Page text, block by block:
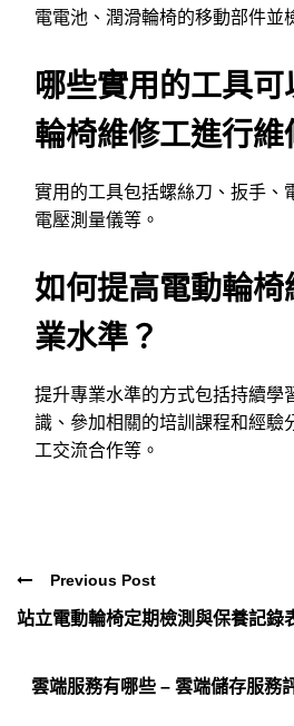
電電池、潤滑輪椅的移動部件並
哪些實用的工具
輪椅維修工進行維
實用的工具包括螺絲刀、扳手、
電壓測量儀等。
如何提高電動輪
業水準？
提升專業水準的方式包括持續學
識、參加相關的培訓課程和經驗
工交流合作等。
Previous Post
站立電動輪椅定期檢測與保養記錄
雲端服務有哪些 – 雲端儲存服務